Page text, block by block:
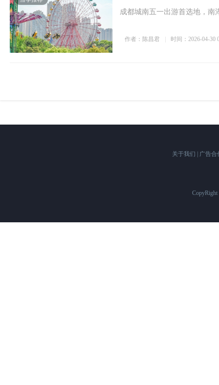
成都城南五一出游首选地，
作者：陈昌君 时间：2026-04-30
关于我们 广告